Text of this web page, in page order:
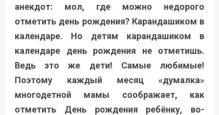
анекдот: мол, где можно недорого
отметить день рождения? Карандашиком в
календаре. Но детям карандашиком в
календаре день рождения не отметишь.
Ведь это же дети! Самые любимые!
Поэтому каждый месяц «думалка»
многодетной мамы соображает, как
отметить День рождения ребёнку, во-